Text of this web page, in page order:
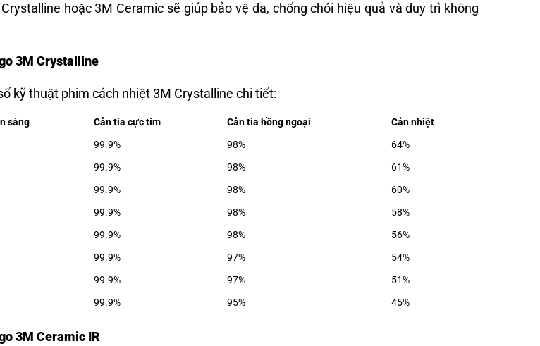
hoặc 3M Ceramic sẽ giúp bảo vệ da, chống chói hiệu quả và duy trì không
3M Crystalline
kỹ thuật phim cách nhiệt 3M Crystalline chi tiết:
sáng Cản tia cực tím Cản tia hồng ngoại
Cản nhiệt
99.9% 98%
64%
99.9% 98%
61%
99.9% 98%
60%
99.9% 98%
58%
99.9% 98%
56%
99.9% 97%
54%
99.9% 97%
51%
99.9% 95% 45%
3M Ceramic IR